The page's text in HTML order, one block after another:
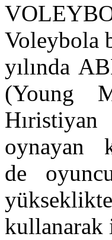
Voleybola
yılında
(Young
oynayan
de
kullanarak